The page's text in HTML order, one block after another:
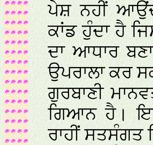
ਪੇਸ਼ ਨਹੀਂ
ਕਾਂਡ ਹੁੰਦਾ ਹੈ
ਦਾ ਆਧਾਰ
ਉਪਰਾਲਾ ਕਰ
ਗੁਰਬਾਣੀ
ਗਿਆਨ ਹੈ।
ਰਾਹੀਂ ਸਤਸੰਗਤ